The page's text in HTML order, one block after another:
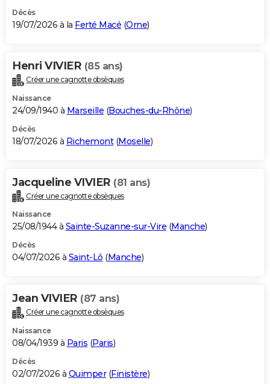
Décès
19/07/2026 à la Ferté Macé (Orne)
Henri VIVIER (85 ans)
Créer une cagnotte obsèques
Naissance
24/09/1940 à Marseille (Bouches-du-Rhône)
Décès
18/07/2026 à Richemont(Moselle)
Jacqueline VIVIER (81 ans)
Créer une cagnotte obsèques
Naissance
25/08/1944 à Sainte-Suzanne-sur-Vire (Manche)
Décès
04/07/2026 à Saint-Lô (Manche)
Jean VIVIER (87 ans)
Créer une cagnotte obsèques
Naissance
08/04/1939 à Paris (Paris)
Décès
02/07/2026 à Quimper(Finistère)